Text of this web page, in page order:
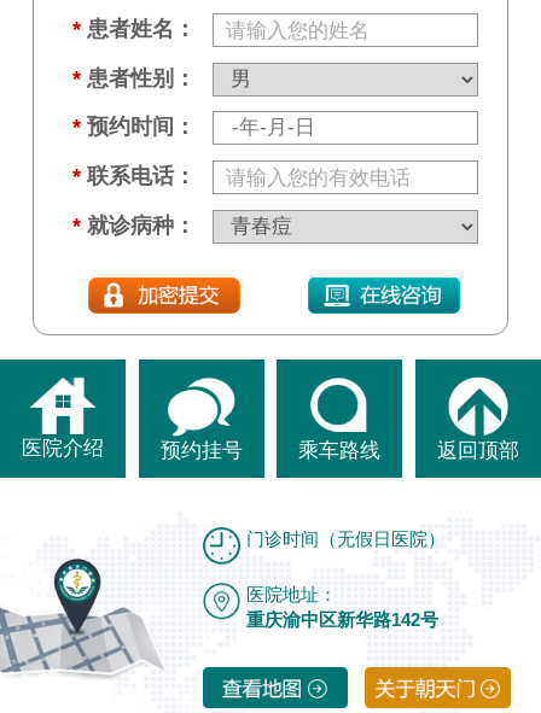
* 患者姓名：
* 患者性别：
* 预约时间：
* 联系电话：
* 就诊病种：
医院介绍 预约挂号 乘车路线 返回顶部
门诊时间（无假日医院）
医院地址：
重庆渝中区新华路142号